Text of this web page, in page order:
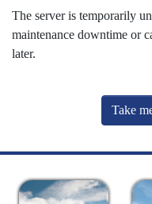
The server is temporarily
maintenance downtime or
later.
Take